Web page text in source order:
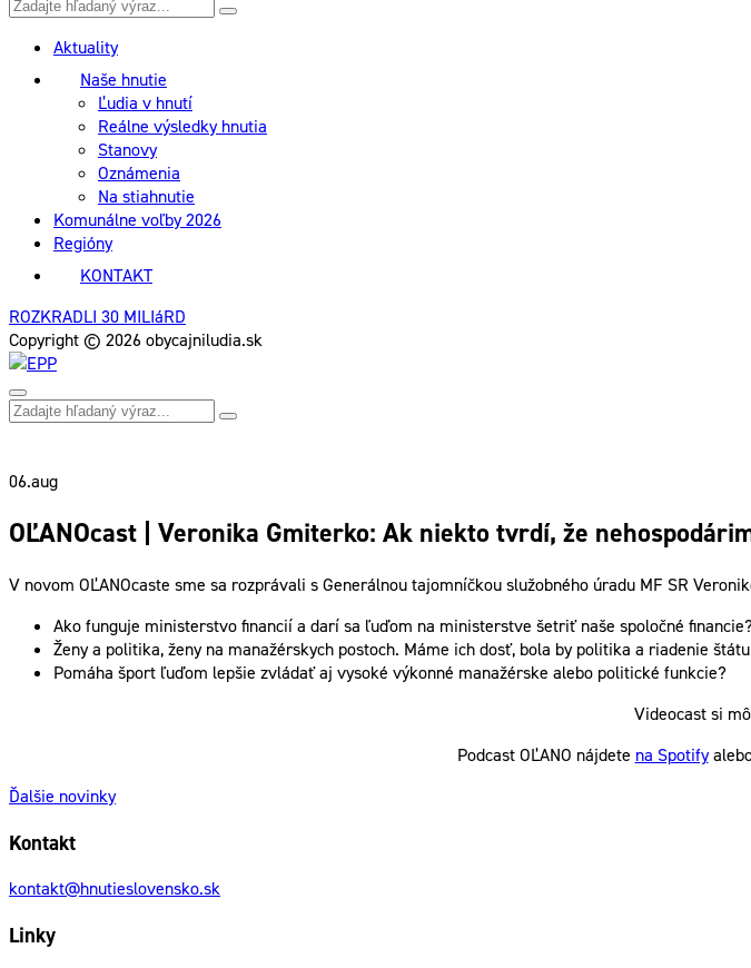
Aktuality
Naše hnutie
Ľudia v hnutí
Reálne výsledky hnutia
Stanovy
Oznámenia
Na stiahnutie
Komunálne voľby 2026
Regióny
KONTAKT
ROZKRADLI 30 MILIáRD
Copyright © 2026 obycajniludia.sk
06.aug
OĽANOcast | Veronika Gmiterko: Ak niekto tvrdí, že
V novom OĽANOcaste sme sa rozprávali s Generálnou tajomníčkou služobného úradu MF SR
Ako funguje ministerstvo financií a darí sa ľuďom na ministerstve šetriť naše spoločné financie?
Ženy a politika, ženy na manažérskych postoch. Máme ich dosť, bola by politika a riadenie
Pomáha šport ľuďom lepšie zvládať aj vysoké výkonné manažérske alebo politické funkcie?
Videocast si
Podcast OĽANO nájdete na Spotify
Ďalšie novinky
Kontakt
kontakt@hnutieslovensko.sk
Linky